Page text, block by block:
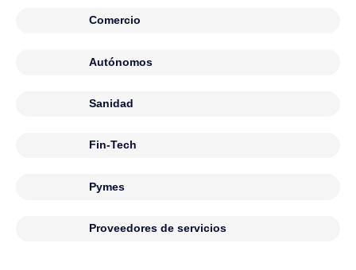
Comercio
Autónomos
Sanidad
Fin-Tech
Pymes
Proveedores de servicios